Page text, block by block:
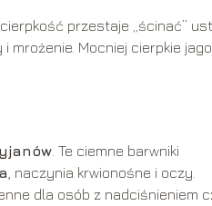
przestaje „ścinać”
mrożenie. Mocniej cierpkie
. Te ciemne barwniki
, naczynia krwionośne i oczy.
dla osób z nadciśnieniem